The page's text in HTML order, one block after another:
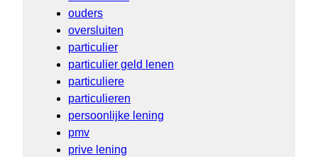
ouders
oversluiten
particulier
particulier geld lenen
particuliere
particulieren
persoonlijke lening
pmv
prive lening